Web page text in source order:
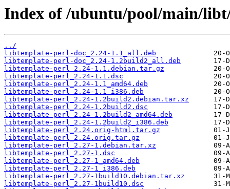
Index of /ubuntu/pool/main/
../
libtemplate-perl-doc_2.24-1.1_all.deb
libtemplate-perl-doc_2.24-1.2build2_all.deb
libtemplate-perl_2.24-1.1.debian.tar.gz
libtemplate-perl_2.24-1.1.dsc
libtemplate-perl_2.24-1.1_amd64.deb
libtemplate-perl_2.24-1.1_i386.deb
libtemplate-perl_2.24-1.2build2.debian.tar.xz
libtemplate-perl_2.24-1.2build2.dsc
libtemplate-perl_2.24-1.2build2_amd64.deb
libtemplate-perl_2.24-1.2build2_i386.deb
libtemplate-perl_2.24.orig-html.tar.gz
libtemplate-perl_2.24.orig.tar.gz
libtemplate-perl_2.27-1.debian.tar.xz
libtemplate-perl_2.27-1.dsc
libtemplate-perl_2.27-1_amd64.deb
libtemplate-perl_2.27-1_i386.deb
libtemplate-perl_2.27-1build10.debian.tar.xz
libtemplate-perl_2.27-1build10.dsc